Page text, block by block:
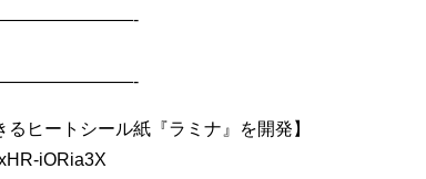
ヒートシール紙『ラミナ』を開発】
iORia3X